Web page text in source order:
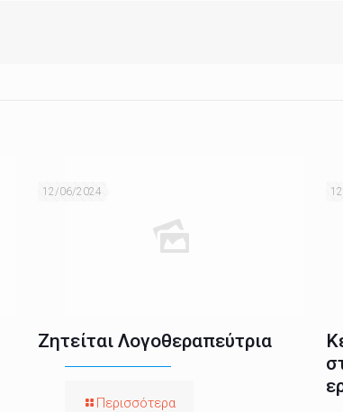
12/06/2024
Ζητείται Λογοθεραπεύτρια
Περισσότερα